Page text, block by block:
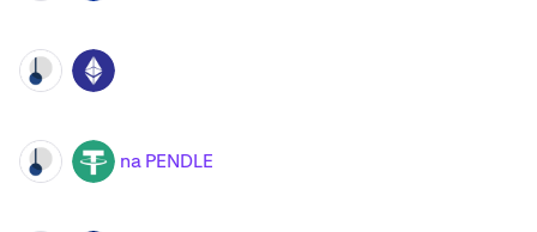
PENDLE ETH
PENDLE USDT na PENDLE